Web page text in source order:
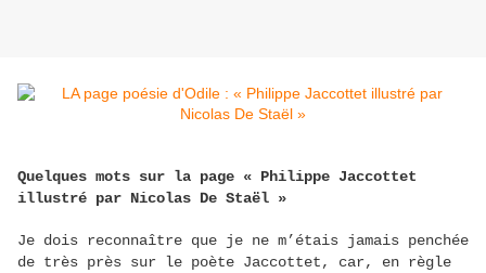
Quelques mots sur la page « Philippe Jaccottet
illustré par Nicolas De Staël »
Je dois reconnaître que je ne m’étais jamais penchée
de très près sur le poète Jaccottet, car, en règle